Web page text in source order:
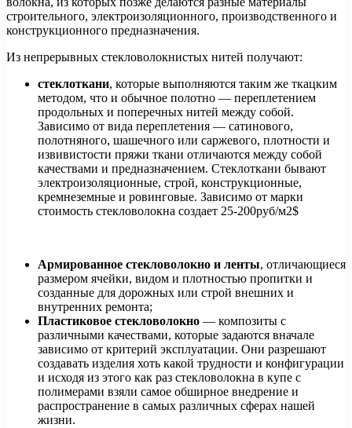
строительного, электроизоляционного, производственного и
конструкционного предназначения.
Из непрерывных стекловолокнистых нитей получают:
стеклоткани, которые выполняются таким же ткацким
методом, что и обычное полотно — переплетением
продольных и поперечных нитей между собой.
Зависимо от вида переплетения — сатинового,
полотняного, шашечного или саржевого, плотности и
извивистости пряжи ткани отличаются между собой
качествами и предназначением. Стеклоткани бывают
электроизоляционные, строй, конструкционные,
кремнеземные и ровинговые. Зависимо от марки
стоимость стекловолокна создает 25-200руб/м2$
Армированное стекловолокно и ленты, отличающиеся
размером ячейки, видом и плотностью пропитки и
созданные для дорожных или строй внешних и
внутренних ремонта;
Пластиковое стекловолокно — композиты с
различными качествами, которые задаются вначале
зависимо от критерий эксплуатации. Они разрешают
создавать изделия хоть какой трудности и конфигурации
и исходя из этого как раз стекловолокна в купе с
полимерами взяли самое обширное внедрение и
распространение в самых различных сферах нашей
жизни.